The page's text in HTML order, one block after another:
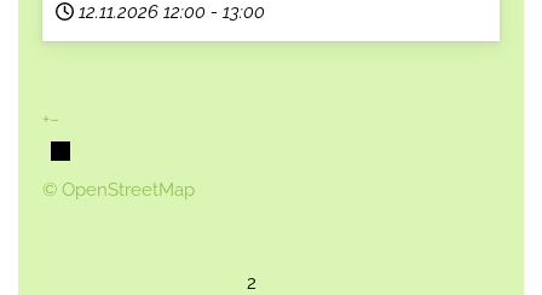
12.11.2026 12:00 - 13:00
2
+−
© OpenStreetMap